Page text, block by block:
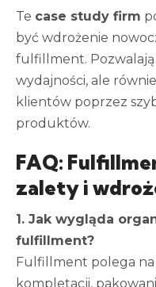
Te case study firm
być wdrożenie
fulfillment.
wydajności, ale
klientów poprzez
produktów.
FAQ:
zalety i
1. Jak wygląda
fulfillment?
Fulfillment polega
kompletacji,